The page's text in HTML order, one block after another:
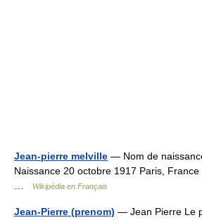
Jean-pierre melville — Nom de
Naissance 20 octobre 1917 Paris,
Wikipédia en Français
Jean-Pierre (prenom) — Jean Pierre Le